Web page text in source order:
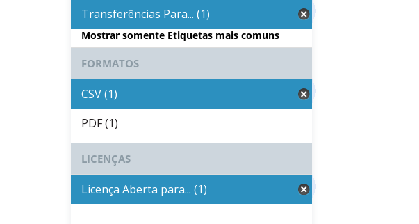
Transferências Para... (1)
Mostrar somente Etiquetas mais comuns
FORMATOS
CSV (1)
PDF (1)
LICENÇAS
Licença Aberta para... (1)